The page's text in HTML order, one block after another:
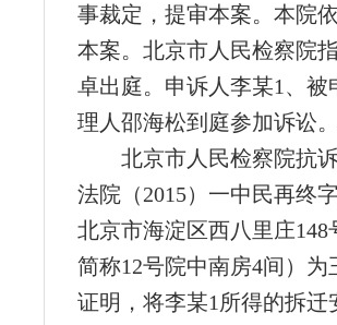
事裁定，提审本案。本院
本案。北京市人民检察院
卓出庭。申诉人李某1、
理人邵海松到庭参加诉讼
北京市人民检察院抗
法院（2015）一中民再终
北京市海淀区西八里庄
简称12号院中南房4间）
证明，将李某1所得的拆